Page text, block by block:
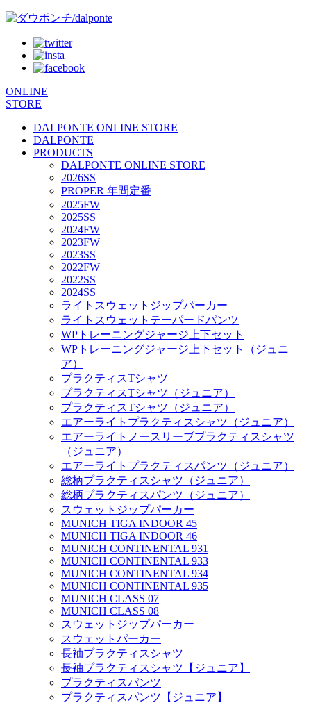
ONLINE
STORE
DALPONTE ONLINE STORE
DALPONTE
PRODUCTS
DALPONTE ONLINE STORE
2026SS
PROPER 年間定番
2025FW
2025SS
2024FW
2023FW
2023SS
2022FW
2022SS
2024SS
ライトスウェットジップパーカー
ライトスウェットテーパードパンツ
WPトレーニングジャージ上下セット
WPトレーニングジャージ上下セット（ジュニ
ア）
プラクティスTシャツ
プラクティスTシャツ（ジュニア）
プラクティスTシャツ（ジュニア）
エアーライトプラクティスシャツ（ジュニア）
エアーライトノースリーブプラクティスシャツ
（ジュニア）
エアーライトプラクティスパンツ（ジュニア）
総柄プラクティスシャツ（ジュニア）
総柄プラクティスパンツ（ジュニア）
スウェットジップパーカー
MUNICH TIGA INDOOR 45
MUNICH TIGA INDOOR 46
MUNICH CONTINENTAL 931
MUNICH CONTINENTAL 933
MUNICH CONTINENTAL 934
MUNICH CONTINENTAL 935
MUNICH CLASS 07
MUNICH CLASS 08
スウェットジップパーカー
スウェットパーカー
長袖プラクティスシャツ
長袖プラクティスシャツ【ジュニア】
プラクティスパンツ
プラクティスパンツ【ジュニア】